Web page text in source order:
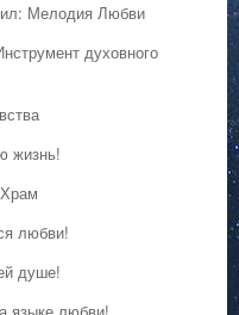
Мелодия Любви
духовного
жизнь!
любви!
душе!